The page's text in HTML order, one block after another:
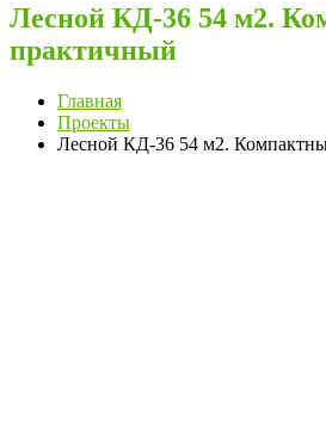
Лесной КД-36 54 м2.
практичный
Главная
Проекты
Лесной КД-36 54 м2.